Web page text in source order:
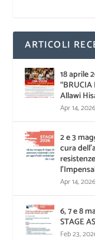
ARTICOLI
18 aprile
Allawi
Apr 14, 2026
2 e 3
cura
Apr 14, 2026
6, 7 e 8
STAGE
Feb 23,